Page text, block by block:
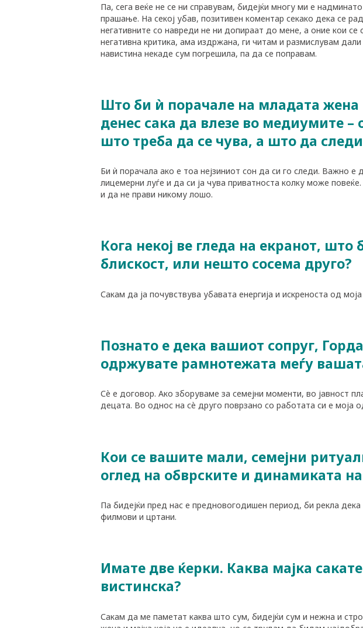
Па, сега веќе не се ни справувам, бидејќи многу ми е
прашање. На секој убав, позитивен коментар секако дека се
негативните со навреди не ни допираат до мене, а оние кои се
негативна критика, ама издржана, ги читам и размислувам
навистина некаде сум погрешила, па да се поправам.
Што би ѝ порачале на младата
денес сака да влезе во медиумите –
што треба да се чува, а што да следи
Би ѝ порачала ако е тоа нејзиниот сон да си го следи. Важно
лицемерни луѓе и да си ја чува приватноста колку може
и да не прави никому лошо.
Кога некој ве гледа на екранот, што
блискост, или нешто сосема друго?
Сакам да ја почувствува убавата енергија и искреноста од
Познато е дека вашиот сопруг,
одржувате рамнотежата меѓу
Сè е договор. Ако зборуваме за семејни моменти, во јавност
децата. Во однос на сè друго поврзано со работата си е моја
Кои се вашите мали, семејни
оглед на обврските и динамиката на
Па бидејќи пред нас е предновогодишен период, би рекла
филмови и цртани.
Имате две ќерки. Каква мајка
вистинска?
Сакам да ме паметат каква што сум, бидејќи сум и нежна и